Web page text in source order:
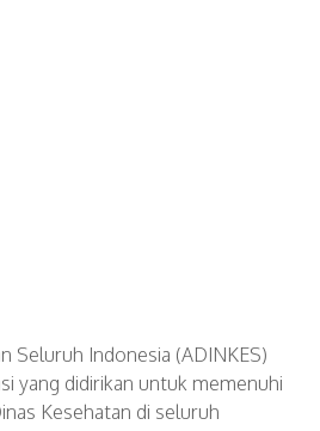
Seluruh Indonesia (ADINKES)
yang didirikan untuk memenuhi
Kesehatan di seluruh